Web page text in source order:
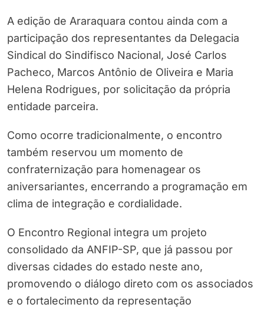
A edição de Araraquara contou ainda com a
participação dos representantes da Delegacia
Sindical do Sindifisco Nacional, José Carlos
Pacheco, Marcos Antônio de Oliveira e Maria
Helena Rodrigues, por solicitação da própria
entidade parceira.
Como ocorre tradicionalmente, o encontro
também reservou um momento de
confraternização para homenagear os
aniversariantes, encerrando a programação em
clima de integração e cordialidade.
O Encontro Regional integra um projeto
consolidado da ANFIP-SP, que já passou por
diversas cidades do estado neste ano,
promovendo o diálogo direto com os associados
e o fortalecimento da representação